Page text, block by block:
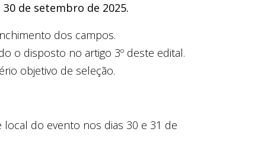
30 de setembro de 2025.
dos campos.
o disposto no artigo 3º deste edital.
objetivo de seleção.
do evento nos dias 30 e 31 de